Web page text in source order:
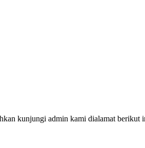
kunjungi admin kami dialamat berikut